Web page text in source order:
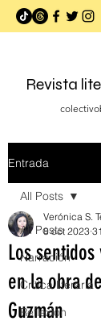
Revista
Entrada
All Posts
Narración
Crítica literaria
Reflexión
All Posts
Los
en la obra
Guzmán
Verónica S.
8 oct 2023